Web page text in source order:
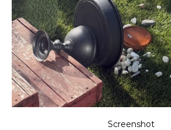
Screenshot